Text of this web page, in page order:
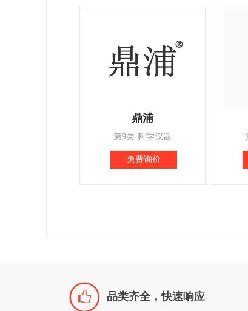
鼎浦
第9类-科学仪器
免费询价
 品类齐全，快速响应